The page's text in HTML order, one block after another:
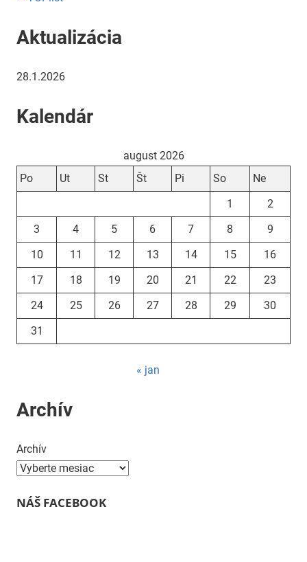
Aktualizácia
28.1.2026
Kalendár
august 2026
Po
Ut St Št Pi So
Ne
1
2
3
4 5 6 7 8
9
10
11 12 13 14 15
16
17
18 19 20 21 22
23
24
25 26 27 28 29
30
31
« jan
Archív
Archív
NÁŠ FACEBOOK